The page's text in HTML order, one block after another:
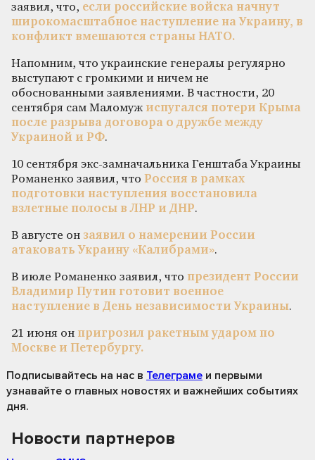
заявил, что, если российские войска начнут
широкомасштабное наступление на Украину, в
конфликт вмешаются страны НАТО.
Напомним, что украинские генералы регулярно
выступают с громкими и ничем не
обоснованными заявлениями. В частности, 20
сентября сам Маломуж испугался потери Крыма
после разрыва договора о дружбе между
Украиной и РФ.
10 сентября экс-замначальника Генштаба Украины
Романенко заявил, что Россия в рамках
подготовки наступления восстановила
взлетные полосы в ЛНР и ДНР.
В августе он заявил о намерении России
атаковать Украину «Калибрами».
В июле Романенко заявил, что президент России
Владимир Путин готовит военное
наступление в День независимости Украины.
21 июня он пригрозил ракетным ударом по
Москве и Петербургу.
Подписывайтесь на нас в Телеграме и первыми
узнавайте о главных новостях и важнейших событиях
дня.
Новости партнеров